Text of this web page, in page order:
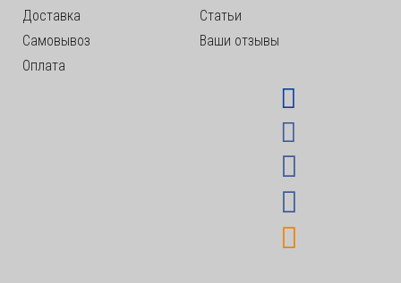
Доставка
Самовывоз
Оплата
Статьи
Ваши отзывы